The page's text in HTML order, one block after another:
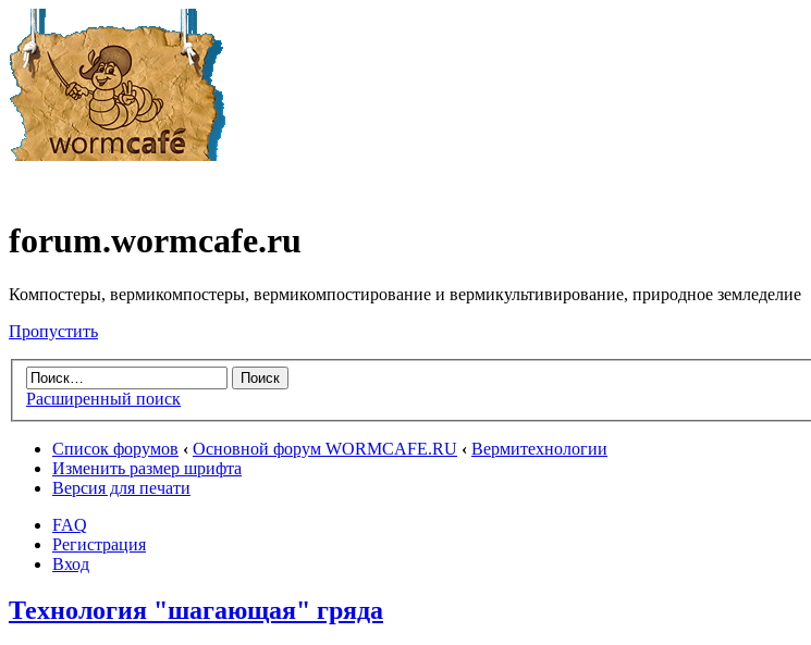
forum.wormcafe.ru
Компостеры, вермикомпостеры, вермикомпостирование и вермикультивирование, природное земледелие
Пропустить
Расширенный поиск
Список форумов ‹ Основной форум WORMCAFE.RU ‹ Вермитехнологии
Изменить размер шрифта
Версия для печати
FAQ
Регистрация
Вход
Технология "шагающая" гряда